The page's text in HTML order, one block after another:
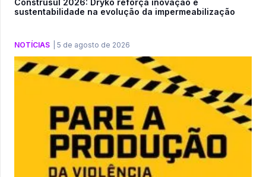
sustentabilidade na evolução da impermeabilização
NOTÍCIAS 5 de agosto de 2026